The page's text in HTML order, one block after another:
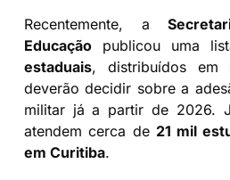
Recentemente, a
Educaçãopublicou uma
estaduais, distribuídos em
deverão decidir sobre a
militar já a partir de 2026.
atendem cerca de 21 mil
em Curitiba.